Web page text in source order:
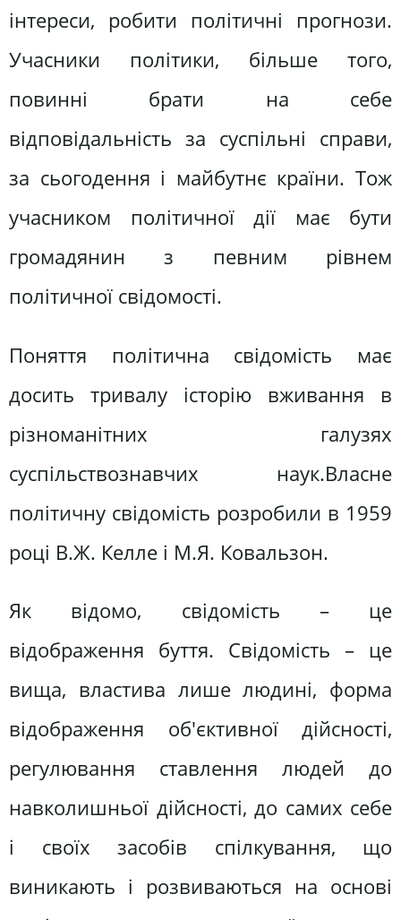
інтереси, робити політичні прогнози.
Учасники політики, більше того,
повинні брати на себе
відповідальність за суспільні справи,
за сьогодення і майбутнє країни. Тож
учасником політичної дії має бути
громадянин з певним рівнем
політичної свідомості.
Поняття політична свідомість має
досить тривалу історію вживання в
різноманітних галузях
суспільствознавчих наук.Власне
політичну свідомість розробили в 1959
році В.Ж. Келле і М.Я. Ковальзон.
Як відомо, свідомість – це
відображення буття. Свідомість – це
вища, властива лише людині, форма
відображення об'єктивної дійсності,
регулювання ставлення людей до
навколишньої дійсності, до самих себе
і своїх засобів спілкування, що
виникають і розвиваються на основі